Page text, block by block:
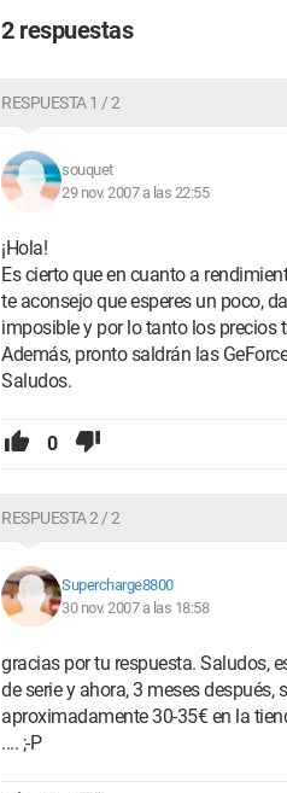
2 respuestas
RESPUESTA 1 / 2
souquet
29 nov. 2007 a las 22:55
¡Hola!
Es cierto que en cuanto a
te aconsejo que esperes un poco,
imposible y por lo tanto los
Además, pronto saldrán las
Saludos.
0
RESPUESTA 2 / 2
Supercharge8800
30 nov. 2007 a las 18:58
gracias por tu respuesta. Saludos,
de serie y ahora, 3 meses después,
aproximadamente 30-35€ en la
.... ;-P